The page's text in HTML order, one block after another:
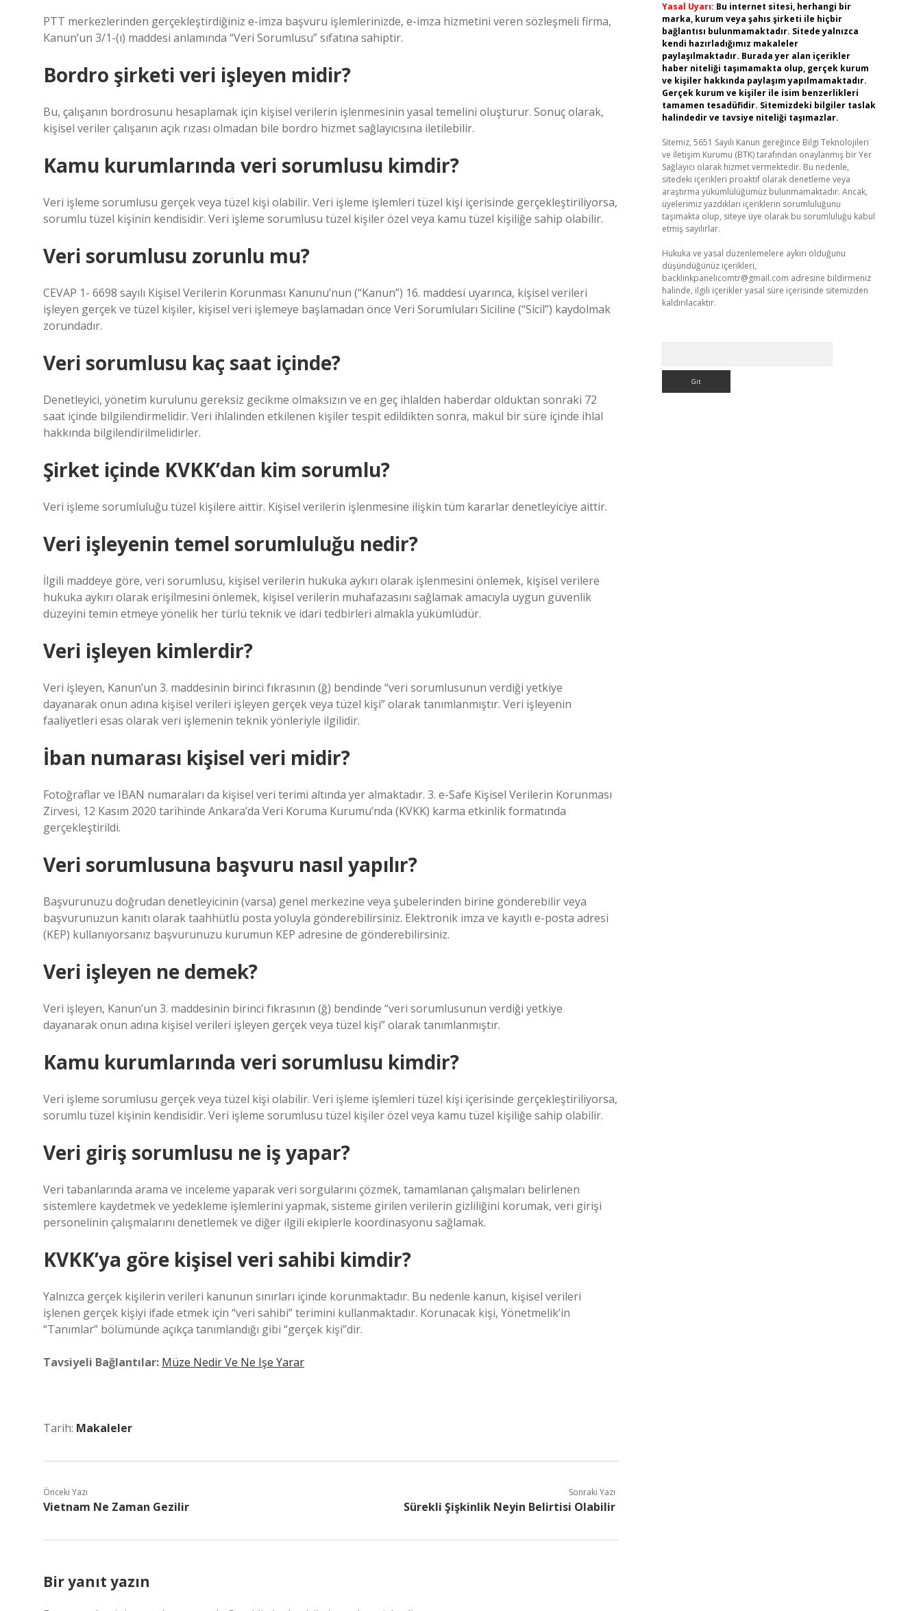
PTT merkezlerinden gerçekleştirdiğiniz e-imza başvuru işlemlerinizde, e-imza hizmetini veren sözleşmeli firma,
Kanun’un 3/1-(ı) maddesi anlamında “Veri Sorumlusu” sıfatına sahiptir.
Bordro şirketi veri işleyen midir?
Bu, çalışanın bordrosunu hesaplamak için kişisel verilerin işlenmesinin yasal temelini oluşturur. Sonuç olarak,
kişisel veriler çalışanın açık rızası olmadan bile bordro hizmet sağlayıcısına iletilebilir.
Kamu kurumlarında veri sorumlusu kimdir?
Veri işleme sorumlusu gerçek veya tüzel kişi olabilir. Veri işleme işlemleri tüzel kişi içerisinde gerçekleştiriliyorsa,
sorumlu tüzel kişinin kendisidir. Veri işleme sorumlusu tüzel kişiler özel veya kamu tüzel kişiliğe sahip olabilir.
Veri sorumlusu zorunlu mu?
CEVAP 1- 6698 sayılı Kişisel Verilerin Korunması Kanunu’nun (“Kanun”) 16. maddesi uyarınca, kişisel verileri
işleyen gerçek ve tüzel kişiler, kişisel veri işlemeye başlamadan önce Veri Sorumluları Siciline (“Sicil”) kaydolmak
zorundadır.
Veri sorumlusu kaç saat içinde?
Denetleyici, yönetim kurulunu gereksiz gecikme olmaksızın ve en geç ihlalden haberdar olduktan sonraki 72
saat içinde bilgilendirmelidir. Veri ihlalinden etkilenen kişiler tespit edildikten sonra, makul bir süre içinde ihlal
hakkında bilgilendirilmelidirler.
Şirket içinde KVKK’dan kim sorumlu?
Veri işleme sorumluluğu tüzel kişilere aittir. Kişisel verilerin işlenmesine ilişkin tüm kararlar denetleyiciye aittir.
Veri işleyenin temel sorumluluğu nedir?
İlgili maddeye göre, veri sorumlusu, kişisel verilerin hukuka aykırı olarak işlenmesini önlemek, kişisel verilere
hukuka aykırı olarak erişilmesini önlemek, kişisel verilerin muhafazasını sağlamak amacıyla uygun güvenlik
düzeyini temin etmeye yönelik her türlü teknik ve idari tedbirleri almakla yükümlüdür.
Veri işleyen kimlerdir?
Veri işleyen, Kanun’un 3. maddesinin birinci fıkrasının (ğ) bendinde “veri sorumlusunun verdiği yetkiye
dayanarak onun adına kişisel verileri işleyen gerçek veya tüzel kişi” olarak tanımlanmıştır. Veri işleyenin
faaliyetleri esas olarak veri işlemenin teknik yönleriyle ilgilidir.
İban numarası kişisel veri midir?
Fotoğraflar ve IBAN numaraları da kişisel veri terimi altında yer almaktadır. 3. e-Safe Kişisel Verilerin Korunması
Zirvesi, 12 Kasım 2020 tarihinde Ankara’da Veri Koruma Kurumu’nda (KVKK) karma etkinlik formatında
gerçekleştirildi.
Veri sorumlusuna başvuru nasıl yapılır?
Başvurunuzu doğrudan denetleyicinin (varsa) genel merkezine veya şubelerinden birine gönderebilir veya
başvurunuzun kanıtı olarak taahhütlü posta yoluyla gönderebilirsiniz. Elektronik imza ve kayıtlı e-posta adresi
(KEP) kullanıyorsanız başvurunuzu kurumun KEP adresine de gönderebilirsiniz.
Veri işleyen ne demek?
Veri işleyen, Kanun’un 3. maddesinin birinci fıkrasının (ğ) bendinde “veri sorumlusunun verdiği yetkiye
dayanarak onun adına kişisel verileri işleyen gerçek veya tüzel kişi” olarak tanımlanmıştır.
Kamu kurumlarında veri sorumlusu kimdir?
Veri işleme sorumlusu gerçek veya tüzel kişi olabilir. Veri işleme işlemleri tüzel kişi içerisinde gerçekleştiriliyorsa,
sorumlu tüzel kişinin kendisidir. Veri işleme sorumlusu tüzel kişiler özel veya kamu tüzel kişiliğe sahip olabilir.
Veri giriş sorumlusu ne iş yapar?
Veri tabanlarında arama ve inceleme yaparak veri sorgularını çözmek, tamamlanan çalışmaları belirlenen
sistemlere kaydetmek ve yedekleme işlemlerini yapmak, sisteme girilen verilerin gizliliğini korumak, veri girişi
personelinin çalışmalarını denetlemek ve diğer ilgili ekiplerle koordinasyonu sağlamak.
KVKK’ya göre kişisel veri sahibi kimdir?
Yalnızca gerçek kişilerin verileri kanunun sınırları içinde korunmaktadır. Bu nedenle kanun, kişisel verileri
işlenen gerçek kişiyi ifade etmek için “veri sahibi” terimini kullanmaktadır. Korunacak kişi, Yönetmelik’in
“Tanımlar” bölümünde açıkça tanımlandığı gibi “gerçek kişi”dir.
Tavsiyeli Bağlantılar: Müze Nedir Ve Ne Işe Yarar
Tarih: Makaleler
Önceki Yazı
Vietnam Ne Zaman Gezilir
Sonraki Yazı
Sürekli Şişkinlik Neyin Belirtisi Olabilir
Bir yanıt yazın
Yasal Uyarı: Bu internet sitesi, herhangi bir
marka, kurum veya şahıs şirketi ile hiçbir
bağlantısı bulunmamaktadır. Sitede yalnızca
kendi hazırladığımız makaleler
paylaşılmaktadır. Burada yer alan içerikler
haber niteliği taşımamakta olup, gerçek kurum
ve kişiler hakkında paylaşım yapılmamaktadır.
Gerçek kurum ve kişiler ile isim benzerlikleri
tamamen tesadüfidir. Sitemizdeki bilgiler taslak
halindedir ve tavsiye niteliği taşımazlar.
Sitemiz, 5651 Sayılı Kanun gereğince Bilgi Teknolojileri
ve İletişim Kurumu (BTK) tarafından onaylanmış bir Yer
Sağlayıcı olarak hizmet vermektedir. Bu nedenle,
sitedeki içerikleri proaktif olarak denetleme veya
araştırma yükümlülüğümüz bulunmamaktadır. Ancak,
üyelerimiz yazdıkları içeriklerin sorumluluğunu
taşımakta olup, siteye üye olarak bu sorumluluğu kabul
etmiş sayılırlar.
Hukuka ve yasal düzenlemelere aykırı olduğunu
düşündüğünüz içerikleri,
backlinkpanelicomtr@gmail.com adresine bildirmeniz
halinde, ilgili içerikler yasal süre içerisinde sitemizden
kaldırılacaktır.